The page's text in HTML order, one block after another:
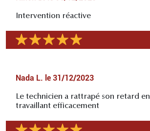
Intervention réactive
Nada L. le 31/12/2023
Le technicien a rattrapé son retard en
travaillant efficacement